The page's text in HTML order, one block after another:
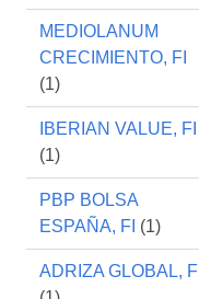
MEDIOLANUM
CRECIMIENTO, FI
(1)
IBERIAN VALUE, FI
(1)
PBP BOLSA
ESPAÑA, FI (1)
ADRIZA GLOBAL, FI